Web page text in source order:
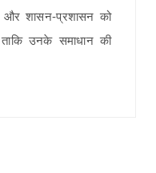
शासन-प्रशासन को
उनके समाधान की